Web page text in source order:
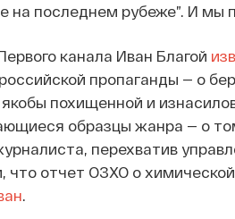
на последнем рубеже”. И мы
канала Иван Благой
пропаганды — о
похищенной и
образцы жанра — о
перехватив
что отчет ОЗХО о